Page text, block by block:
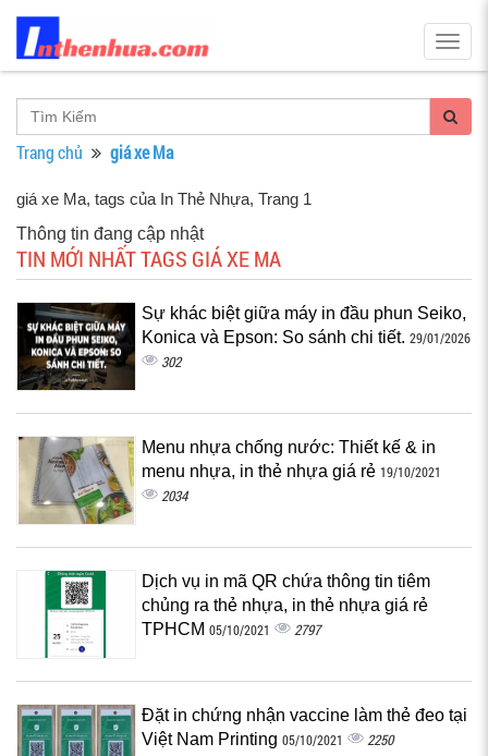
Trang chủ giá xe Ma
giá xe Ma, tags của In Thẻ Nhựa, Trang 1
Thông tin đang cập nhật
TIN MỚI NHẤT TAGS GIÁ XE MA
Sự khác biệt giữa máy in đầu phun Seiko,
Konica và Epson: So sánh chi tiết. 29/01/2026
302
Menu nhựa chống nước: Thiết kế & in
menu nhựa, in thẻ nhựa giá rẻ 19/10/2021
2034
Dịch vụ in mã QR chứa thông tin tiêm
chủng ra thẻ nhựa, in thẻ nhựa giá rẻ
TPHCM 05/10/2021 2797
Đặt in chứng nhận vaccine làm thẻ đeo tại
Việt Nam Printing 05/10/2021 2250